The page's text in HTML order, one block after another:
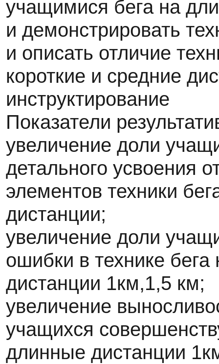
учащимися бега на
и демонстрировать
и описать отличие
короткие и средние
инструктирование
Показатели
увеличение доли
детального усвоения
элементов техники
дистанции;
увеличение доли
ошибки в технике
дистанции 1км,1,5 км;
увеличение
учащихся
длинные дистанции